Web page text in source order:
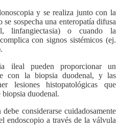
y se realiza junto con la
sospecha una enteropatía difusa
linfangiectasia) o cuando la
con signos sistémicos (ej.
ileal pueden proporcionar un
con la biopsia duodenal, y las
lesiones histopatológicas que
biopsia duodenal.
considerarse cuidadosamente
endoscopio a través de la válvula